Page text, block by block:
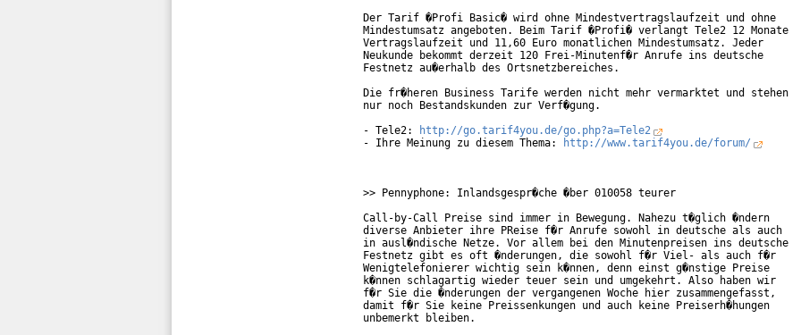
Der Tarif �Profi Basic� wird ohne Mindestvertragslaufzeit und ohne
Mindestumsatz angeboten. Beim Tarif �Profi� verlangt Tele2 12 Monate
Vertragslaufzeit und 11,60 Euro monatlichen Mindestumsatz. Jeder
Neukunde bekommt derzeit 120 Frei-Minutenf�r Anrufe ins deutsche
Festnetz au�erhalb des Ortsnetzbereiches.
Die fr�heren Business Tarife werden nicht mehr vermarktet und stehen
nur noch Bestandskunden zur Verf�gung.
- Tele2:
http://go.tarif4you.de/go.php?a=Tele2
- Ihre Meinung zu diesem Thema:
http://www.tarif4you.de/forum/
>> Pennyphone: Inlandsgespr�che �ber 010058 teurer
Call-by-Call Preise sind immer in Bewegung. Nahezu t�glich �ndern
diverse Anbieter ihre PReise f�r Anrufe sowohl in deutsche als auch
in ausl�ndische Netze. Vor allem bei den Minutenpreisen ins deutsche
Festnetz gibt es oft �nderungen, die sowohl f�r Viel- als auch f�r
Wenigtelefonierer wichtig sein k�nnen, denn einst g�nstige Preise
k�nnen schlagartig wieder teuer sein und umgekehrt. Also haben wir
f�r Sie die �nderungen der vergangenen Woche hier zusammengefasst,
damit f�r Sie keine Preissenkungen und auch keine Preiserh�hungen
unbemerkt bleiben.